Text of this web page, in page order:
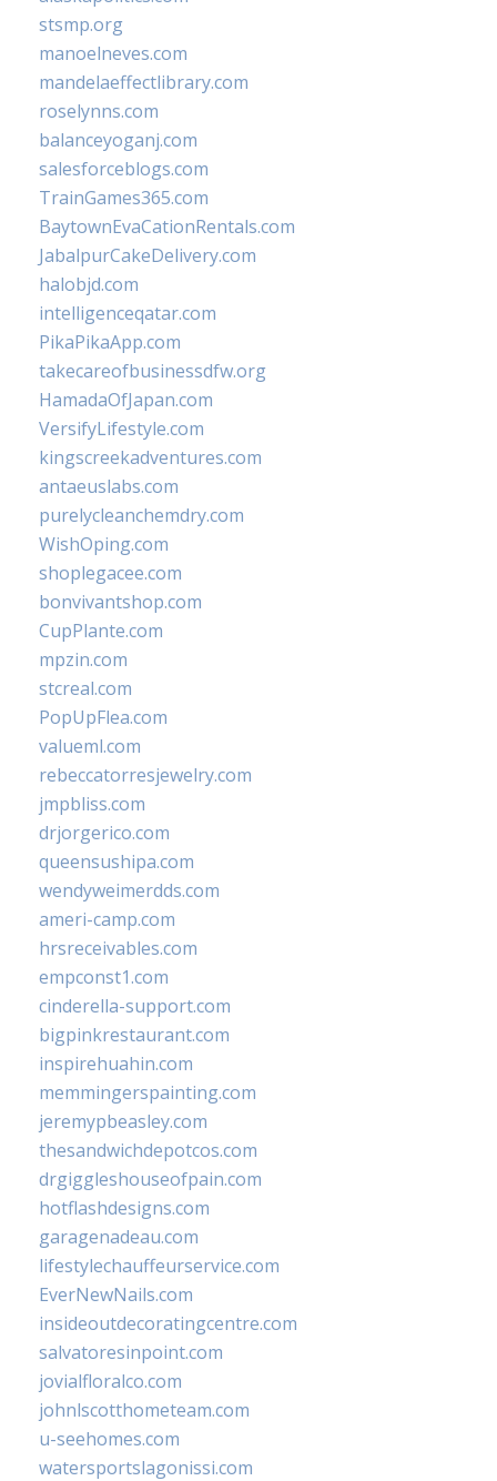
stsmp.org
manoelneves.com
mandelaeffectlibrary.com
roselynns.com
balanceyoganj.com
salesforceblogs.com
TrainGames365.com
BaytownEvaCationRentals.com
JabalpurCakeDelivery.com
halobjd.com
intelligenceqatar.com
PikaPikaApp.com
takecareofbusinessdfw.org
HamadaOfJapan.com
VersifyLifestyle.com
kingscreekadventures.com
antaeuslabs.com
purelycleanchemdry.com
WishOping.com
shoplegacee.com
bonvivantshop.com
CupPlante.com
mpzin.com
stcreal.com
PopUpFlea.com
valueml.com
rebeccatorresjewelry.com
jmpbliss.com
drjorgerico.com
queensushipa.com
wendyweimerdds.com
ameri-camp.com
hrsreceivables.com
empconst1.com
cinderella-support.com
bigpinkrestaurant.com
inspirehuahin.com
memmingerspainting.com
jeremypbeasley.com
thesandwichdepotcos.com
drgiggleshouseofpain.com
hotflashdesigns.com
garagenadeau.com
lifestylechauffeurservice.com
EverNewNails.com
insideoutdecoratingcentre.com
salvatoresinpoint.com
jovialfloralco.com
johnlscotthometeam.com
u-seehomes.com
watersportslagonissi.com